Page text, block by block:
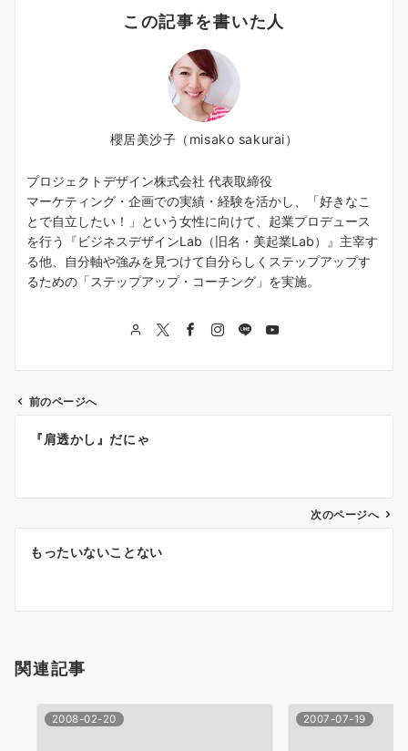
この記事を書いた人
櫻居美沙子（misako sakurai）
プロジェクトデザイン株式会社 代表取締役
マーケティング・企画での実績・経験を活かし、「好きなこ
とで自立したい！」という女性に向けて、起業プロデュース
を行う『ビジネスデザインLab（旧名・美起業Lab）』主宰す
る他、自分軸や強みを見つけて自分らしくステップアップす
るための「ステップアップ・コーチング」を実施。
ゲ
シ
ン
前のページへ
『肩透かし』だにゃ
次のページへ
もったいないことない
関連記事
2008-02-20 2007-07-19